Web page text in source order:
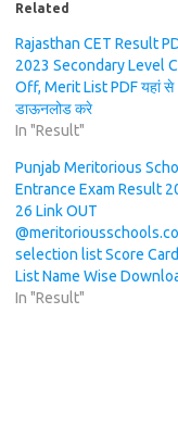
Related
Rajasthan CET Result
2023 Secondary Level
Off, Merit List PDF यहां से
डाऊनलोड करे
In "Result"
Punjab Meritorious
Entrance Exam Result
26 Link OUT
selection list Score
List Name Wise
In "Result"